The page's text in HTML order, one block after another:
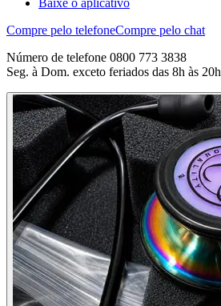
Compre pelo telefoneCompre pelo chat
Número de telefone 0800 773 3838
Seg. à Dom. exceto feriados das 8h às 20h